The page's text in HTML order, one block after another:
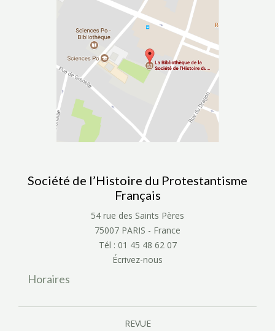
Société de l’Histoire du Protestantisme
Français
54 rue des Saints Pères
75007 PARIS - France
Tél : 01 45 48 62 07
Écrivez-nous
Horaires
REVUE